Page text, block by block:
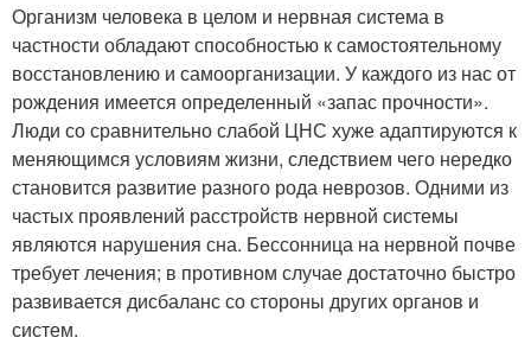
Организм человека в целом и нервная система в
частности обладают способностью к самостоятельному
восстановлению и самоорганизации. У каждого из нас от
рождения имеется определенный «запас прочности».
Люди со сравнительно слабой ЦНС хуже адаптируются к
меняющимся условиям жизни, следствием чего нередко
становится развитие разного рода неврозов. Одними из
частых проявлений расстройств нервной системы
являются нарушения сна. Бессонница на нервной почве
требует лечения; в противном случае достаточно быстро
развивается дисбаланс со стороны других органов и
систем.